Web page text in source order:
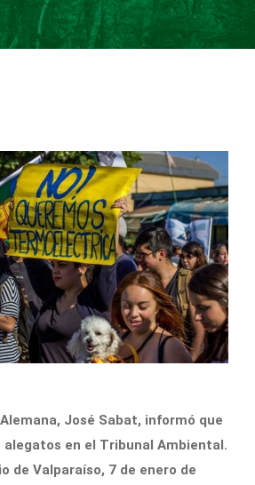
José Sabat, informó que
en el Tribunal Ambiental.
de Valparaíso, 7 de enero de